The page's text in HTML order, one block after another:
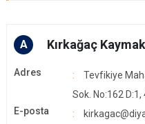
A Kırkağaç
Adres
Tevfikiye
Sok. No:162
E-posta